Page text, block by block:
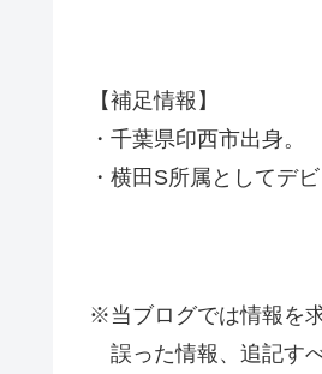
【補足情報】
・千葉県印西市出身。
・横田S所属としてデ
※当ブログでは情報を
誤った情報、追記す